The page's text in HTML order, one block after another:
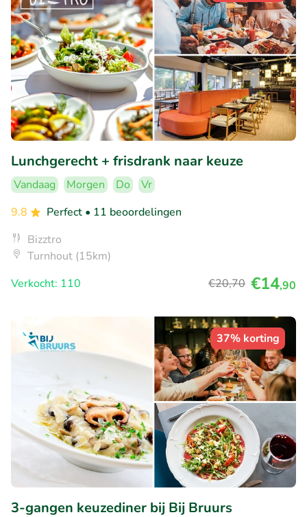
Lunchgerecht + frisdrank naar keuze
Vandaag Morgen Do
Vr
9.8
Perfect • 11 beoordelingen
Bizztro
Turnhout (15km)
Verkocht: 110
€20,70 €14,90
37% korting
3-gangen keuzediner bij Bij Bruurs